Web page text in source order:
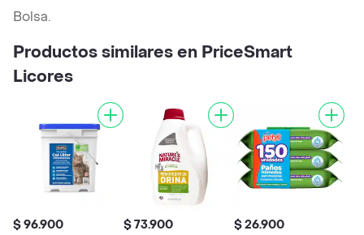
Bolsa.
Productos similares en PriceSmart
Licores
$ 96.900 $ 73.900 $ 26.900